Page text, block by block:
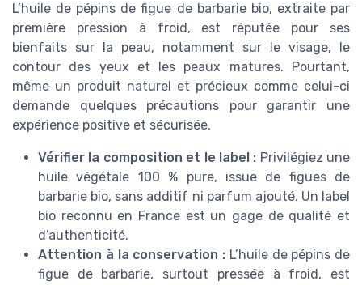
L’huile de pépins de figue de barbarie bio, extraite par
première pression à froid, est réputée pour ses
bienfaits sur la peau, notamment sur le visage, le
contour des yeux et les peaux matures. Pourtant,
même un produit naturel et précieux comme celui-ci
demande quelques précautions pour garantir une
expérience positive et sécurisée.
Vérifier la composition et le label : Privilégiez une
huile végétale 100 % pure, issue de figues de
barbarie bio, sans additif ni parfum ajouté. Un label
bio reconnu en France est un gage de qualité et
d’authenticité.
Attention à la conservation : L’huile de pépins de
figue de barbarie, surtout pressée à froid, est